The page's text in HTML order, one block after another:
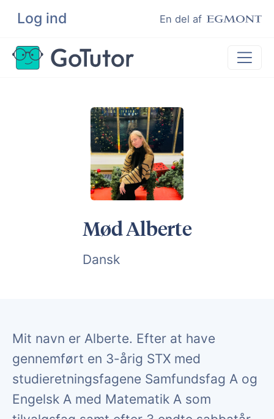
Log ind En del af
Søg
Lektiehjælp
Eksamenshjælp
Hjælp til ordblinde
Kundeudtalelser
Undervisere
Mød Alberte
Dansk
Mit navn er Alberte. Efter at have
gennemført en 3-årig STX med
studieretningsfagene Samfundsfag A og
Engelsk A med Matematik A som